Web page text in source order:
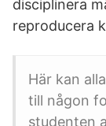
disciplinera
reproducera
Här kan
till någon
studenten